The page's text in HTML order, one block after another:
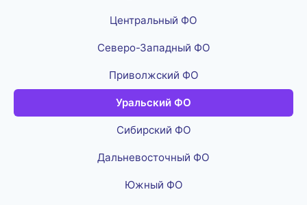
Центральный ФО
Северо-Западный ФО
Приволжский ФО
Уральский ФО
Сибирский ФО
Дальневосточный ФО
Южный ФО